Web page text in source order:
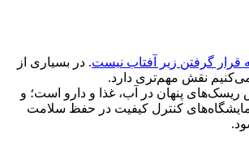
قرار گرفتن زیر آفتاب نیست. در بسیاری از
نقش مهم‌تری دارد.
ریسک‌های پنهان در آب، غذا و دارو است؛ و
کنترل کیفیت در حفظ سلامت